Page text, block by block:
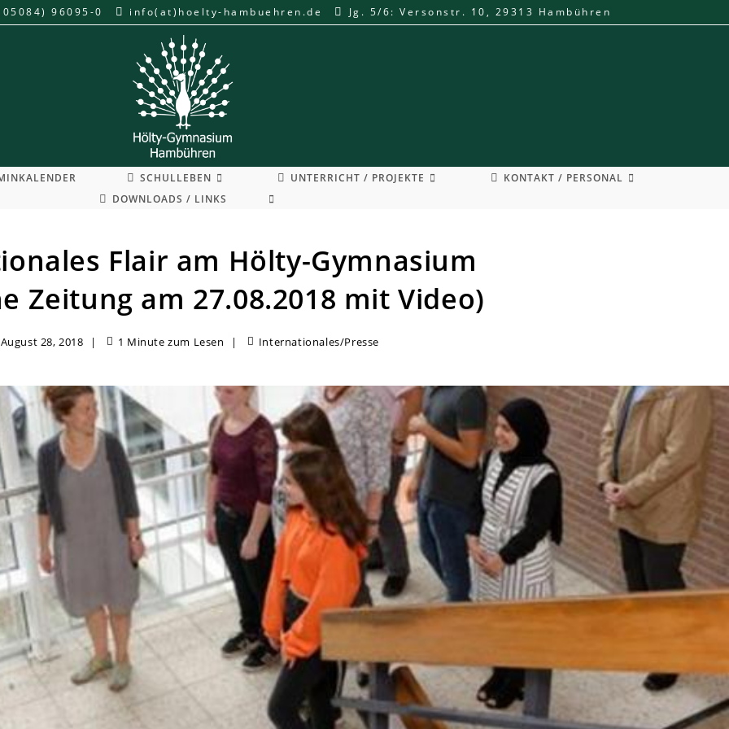
96095-0 info(at)hoelty-hambuehren.de Jg. 5/6: Versonstr. 10, 29313 Hambühren
SCHULLEBEN UNTERRICHT / PROJEKTE
KONTAKT / PERSONAL
DOWNLOADS / LINKS
WEBSITE-
Flair am Hölty-Gymnasium
Zeitung am 27.08.2018 mit Video)
August 28, 2018 1 Minute zum Lesen Internationales/Presse